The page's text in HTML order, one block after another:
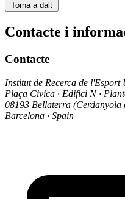
Torna a dalt
Contacte i
Contacte
Institut de Recerca de l'Esport
Plaça Civica · Edifici N ·
08193 Bellaterra (Cerdanyola
Barcelona · Spain